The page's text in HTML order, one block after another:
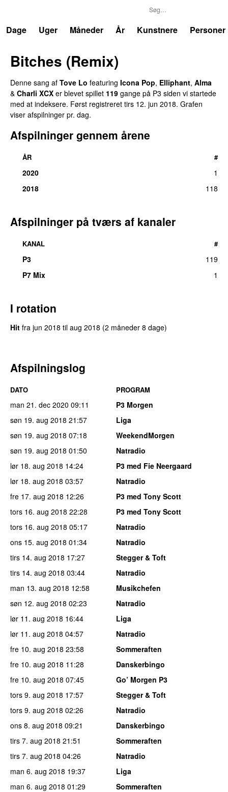
Dage
Uger Måneder År Kunstnere Personer
Bitches (Remix)
Denne sang af Tove Lo featuring Icona Pop, Elliphant, Alma
& Charli XCX er blevet spillet 119 gange på P3 siden vi startede
med at indeksere. Først registreret tirs 12. jun 2018. Grafen
viser afspilninger pr. dag.
Afspilninger gennem årene
ÅR #
2020
1
2018
118
Afspilninger på tværs af kanaler
KANAL #
P3
119
P7 Mix
1
I rotation
Hit fra jun 2018 til aug 2018 (2 måneder 8 dage)
Afspilningslog
DATO PROGRAM
man 21. dec 2020 09:11
P3 Morgen
søn 19. aug 2018 21:57
Liga
søn 19. aug 2018 07:18
WeekendMorgen
søn 19. aug 2018 01:50
Natradio
lør 18. aug 2018 14:24
P3 med Fie Neergaard
lør 18. aug 2018 03:57
Natradio
fre 17. aug 2018 12:26
P3 med Tony Scott
tors 16. aug 2018 22:28
P3 med Tony Scott
tors 16. aug 2018 05:17
Natradio
ons 15. aug 2018 01:34
Natradio
tirs 14. aug 2018 17:27
Stegger & Toft
tirs 14. aug 2018 03:44
Natradio
man 13. aug 2018 12:58
Musikchefen
søn 12. aug 2018 02:23
Natradio
lør 11. aug 2018 16:44
Liga
lør 11. aug 2018 04:57
Natradio
fre 10. aug 2018 23:58
Sommeraften
fre 10. aug 2018 11:28
Danskerbingo
fre 10. aug 2018 07:45
Go’ Morgen P3
tors 9. aug 2018 17:57
Stegger & Toft
tors 9. aug 2018 02:26
Natradio
ons 8. aug 2018 09:21
Danskerbingo
tirs 7. aug 2018 21:51
Sommeraften
tirs 7. aug 2018 04:26
Natradio
man 6. aug 2018 19:37
Liga
man 6. aug 2018 01:29
Sommeraften